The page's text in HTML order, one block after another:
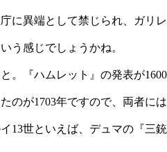
異端として禁じられ、ガリ
う感じでしょうかね。
『ハムレット』の発表が
が1703年ですので、両者に
13世といえば、デュマの『